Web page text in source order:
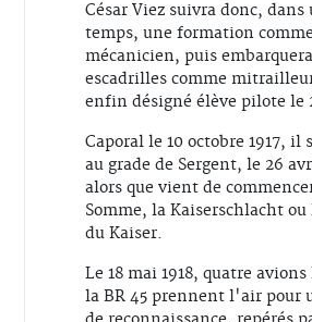
César Viez suivra donc,
temps, une formation comme
mécanicien, puis
escadrilles comme
enfin désigné élève pilote le
Caporal le 10 octobre 1917, il
au grade de Sergent, le 26
alors que vient de
Somme, la Kaiserschlacht
du Kaiser.
Le 18 mai 1918, quatre
la BR 45 prennent l'air pour